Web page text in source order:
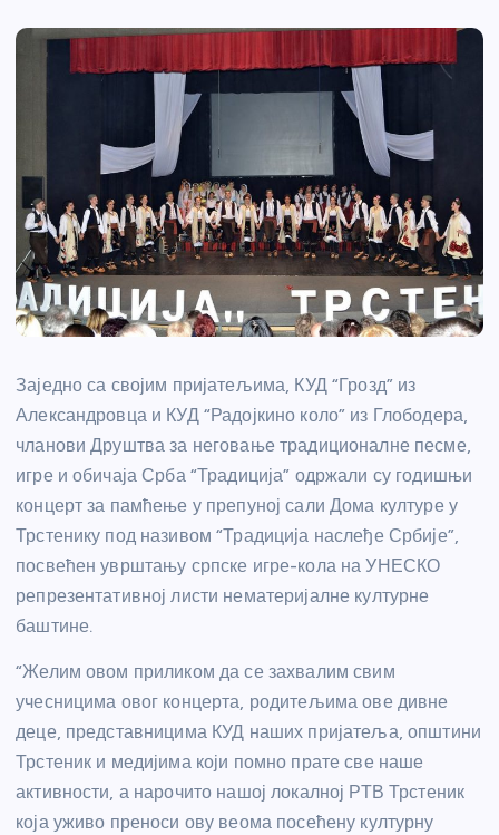
Заједно са својим пријатељима, КУД “Грозд” из
Александровца и КУД “Радојкино коло” из Глободера,
чланови Друштва за неговање традиционалне песме,
игре и обичаја Срба “Традиција” одржали су годишњи
концерт за памћење у препуној сали Дома културе у
Трстенику под називом “Традиција наслеђе Србије”,
посвећен уврштању српске игре-кола на УНЕСКО
репрезентативној листи нематеријалне културне
баштине.
“Желим овом приликом да се захвалим свим
учесницима овог концерта, родитељима ове дивне
деце, представницима КУД наших пријатеља, општини
Трстеник и медијима који помно прате све наше
активности, а нарочито нашој локалној РТВ Трстеник
која уживо преноси ову веома посећену културну